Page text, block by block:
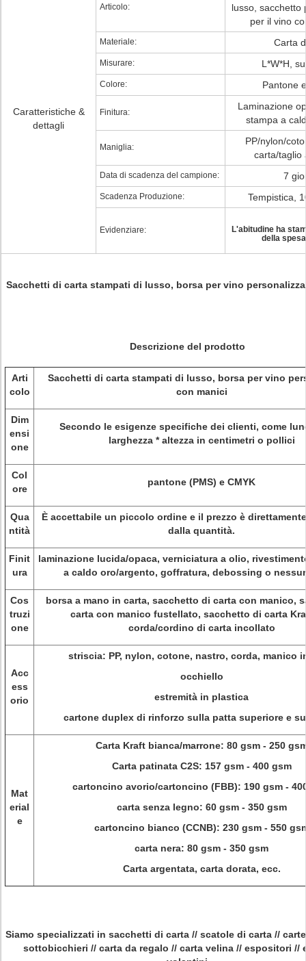
Caratteristiche &
dettagli
Articolo:
lusso, sacchetto
per il vino
Materiale: Carta
Misurare: L*W*H,
Colore: Pantone
Finitura:
Laminazione
stampa a
Maniglia:
PP/nylon/
carta/taglio
Data di scadenza del campione: 7
Scadenza Produzione: Tempistica,
Evidenziare:
L'abitudine ha
della
Sacchetti di carta stampati di lusso, borsa per vino
Descrizione del prodotto
Arti
colo
Sacchetti di carta stampati di lusso, borsa per vino
con manici
Dim
ensi
one
Secondo le esigenze specifiche dei clienti, come
larghezza * altezza in centimetri o pollici
Col
ore
pantone (PMS) e CMYK
Qua
ntità
È accettabile un piccolo ordine e il prezzo è
dalla quantità.
Finit
ura
laminazione lucida/opaca, verniciatura a olio,
a caldo oro/argento, goffratura, debossing o
Cos
truzi
one
borsa a mano in carta, sacchetto di carta con manico,
carta con manico fustellato, sacchetto di carta
corda/cordino di carta incollato
Acc
ess
orio
striscia: PP, nylon, cotone, nastro, corda, manico
occhiello
estremità in plastica
cartone duplex di rinforzo sulla patta superiore e
Mat
erial
e
Carta Kraft bianca/marrone: 80 gsm - 250
Carta patinata C2S: 157 gsm - 400 gsm
cartoncino avorio/cartoncino (FBB): 190 gsm -
carta senza legno: 60 gsm - 350 gsm
cartoncino bianco (CCNB): 230 gsm - 550
carta nera: 80 gsm - 350 gsm
Carta argentata, carta dorata, ecc.
Siamo specializzati in sacchetti di carta // scatole di carta //
sottobicchieri // carta da regalo // carta velina // espositori //